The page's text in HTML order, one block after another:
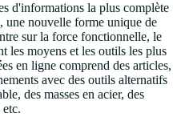
d'informations la plus complète
une nouvelle forme unique de
sur la force fonctionnelle, le
les moyens et les outils les plus
en ligne comprend des articles,
avec des outils alternatifs
des masses en acier, des